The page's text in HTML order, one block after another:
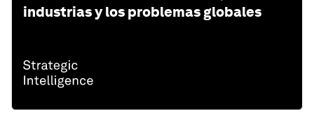
industrias y los problemas globales